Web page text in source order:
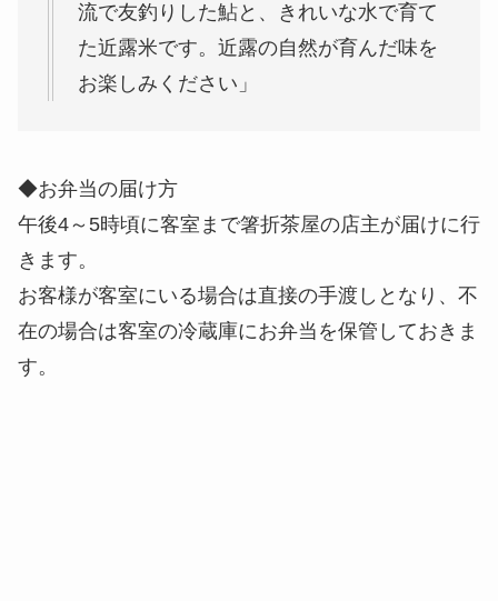
流で友釣りした鮎と、きれいな水で育て
た近露米です。近露の自然が育んだ味を
お楽しみください」
◆お弁当の届け方
午後4～5時頃に客室まで箸折茶屋の店主が届けに行
きます。
お客様が客室にいる場合は直接の手渡しとなり、不
在の場合は客室の冷蔵庫にお弁当を保管しておきま
す。